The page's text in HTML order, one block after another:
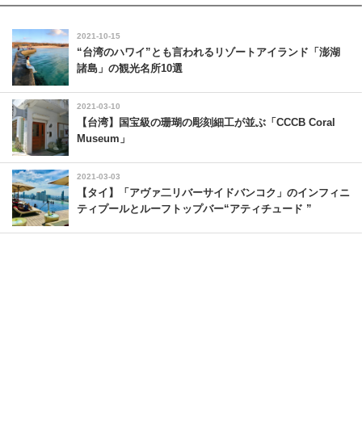
2021-10-15
“台湾のハワイ”とも言われるリゾートアイランド「澎湖
諸島」の観光名所10選
2021-03-10
【台湾】国宝級の珊瑚の彫刻細工が並ぶ「CCCB Coral
Museum」
2021-03-03
【タイ】「アヴァ二リバーサイドバンコク」のインフィニ
ティプールとルーフトップバー“アティチュード ”